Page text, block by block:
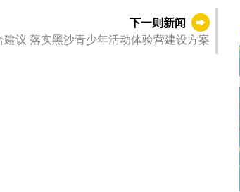
下一则新闻
广听民意 整合建议 落实黑沙青少年活动体验营建设方案